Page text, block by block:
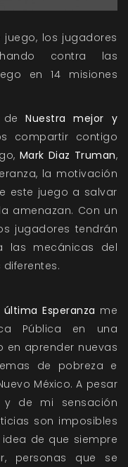
los jugadores
contra las
en 14 misiones
deNuestra mejor y
compartir contigo
Mark Diaz Truman,
la motivación
este juego a salvar
amenazan. Con un
jugadores tendrán
las mecánicas del
diferentes.
Esperanza me
Pública en una
en aprender nuevas
de pobreza e
México. A pesar
de mi sensación
son imposibles
de que siempre
personas que se